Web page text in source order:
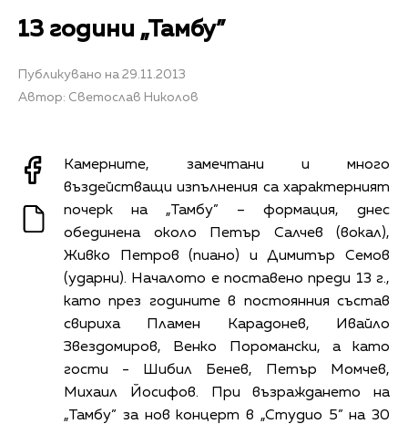
13 години „Тамбу”
Публикувано на 29.11.2013
Автор: Светослав Николов
Камерните, замечтани и много
въздействащи изпълнения са характерният
почерк на „Тамбу” – формация, днес
обединена около Петър Салчев (вокал),
Живко Петров (пиано) и Димитър Семов
(ударни). Началото е поставено преди 13 г.,
като през годините в постоянния състав
свириха Пламен Карадонев, Ивайло
Звeздомиров, Венко Поромански, а като
гости - Шибил Бенев, Петър Момчев,
Михаил Йосифов. При възраждането на
„Тамбу” за нов концерт в „Студио 5” на 30